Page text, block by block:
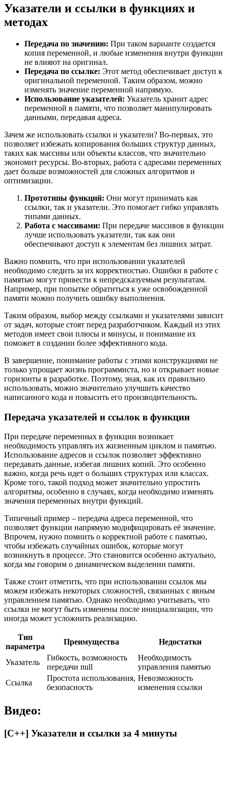
Указатели и ссылки в функциях и
методах
Передача по значению: При таком варианте создается
копия переменной, и любые изменения внутри функции
не влияют на оригинал.
Передача по ссылке: Этот метод обеспечивает доступ к
оригинальной переменной. Таким образом, можно
изменять значение переменной напрямую.
Использование указателей: Указатель хранит адрес
переменной в памяти, что позволяет манипулировать
данными, передавая адреса.
Зачем же использовать ссылки и указатели? Во-первых, это
позволяет избежать копирования больших структур данных,
таких как массивы или объекты классов, что значительно
экономит ресурсы. Во-вторых, работа с адресами переменных
дает больше возможностей для сложных алгоритмов и
оптимизации.
Прототипы функций: Они могут принимать как
ссылки, так и указатели. Это помогает гибко управлять
типами данных.
Работа с массивами: При передаче массивов в функции
лучше использовать указатели, так как они
обеспечивают доступ к элементам без лишних затрат.
Важно помнить, что при использовании указателей
необходимо следить за их корректностью. Ошибки в работе с
памятью могут привести к непредсказуемым результатам.
Например, при попытке обратиться к уже освобожденной
памяти можно получить ошибку выполнения.
Таким образом, выбор между ссылками и указателями зависит
от задач, которые стоят перед разработчиком. Каждый из этих
методов имеет свои плюсы и минусы, и понимание их
поможет в создании более эффективного кода.
В завершение, понимание работы с этими конструкциями не
только упрощает жизнь программиста, но и открывает новые
горизонты в разработке. Поэтому, зная, как их правильно
использовать, можно значительно улучшить качество
написанного кода и повысить его производительность.
Передача указателей и ссылок в функции
При передаче переменных в функции возникает
необходимость управлять их жизненным циклом и памятью.
Использование адресов и ссылок позволяет эффективно
передавать данные, избегая лишних копий. Это особенно
важно, когда речь идет о больших структурах или классах.
Кроме того, такой подход может значительно упростить
алгоритмы, особенно в случаях, когда необходимо изменять
значения переменных внутри функций.
Типичный пример – передача адреса переменной, что
позволяет функции напрямую модифицировать её значение.
Впрочем, нужно помнить о корректной работе с памятью,
чтобы избежать случайных ошибок, которые могут
возникнуть в процессе. Это становится особенно актуально,
когда мы говорим о динамическом выделении памяти.
Также стоит отметить, что при использовании ссылок мы
можем избежать некоторых сложностей, связанных с явным
управлением памятью. Однако необходимо учитывать, что
ссылки не могут быть изменены после инициализации, что
иногда может усложнить реализацию.
Тип
параметра
Преимущества Недостатки
Указатель
Гибкость, возможность
передачи null
Необходимость
управления памятью
Ссылка
Простота использования,
безопасность
Невозможность
изменения ссылки
Видео:
[C++] Указатели и ссылки за 4 минуты